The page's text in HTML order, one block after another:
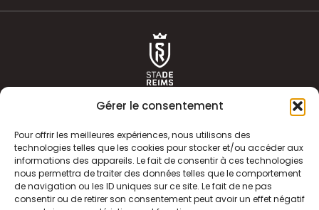
Gérer le consentement
Pour offrir les meilleures expériences, nous utilisons des
technologies telles que les cookies pour stocker et/ou accéder aux
informations des appareils. Le fait de consentir à ces technologies
nous permettra de traiter des données telles que le comportement
de navigation ou les ID uniques sur ce site. Le fait de ne pas
consentir ou de retirer son consentement peut avoir un effet négatif
ACTUALITÉS
CLUB
HISTOIRE
ÉQUIPE PREMIERE